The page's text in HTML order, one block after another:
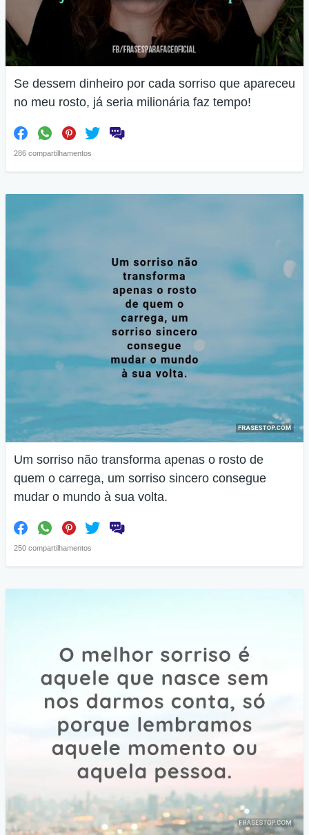
Se dessem dinheiro por cada sorriso que apareceu
no meu rosto, já seria milionária faz tempo!
286 compartilhamentos
Um sorriso não transforma apenas o rosto de
quem o carrega, um sorriso sincero consegue
mudar o mundo à sua volta.
250 compartilhamentos